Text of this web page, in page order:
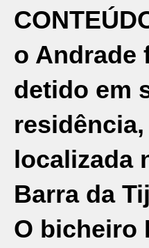
o Andrade
detido em
residência,
localizada
Barra da
O bicheiro